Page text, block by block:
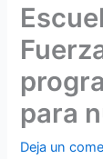
para
Deja un